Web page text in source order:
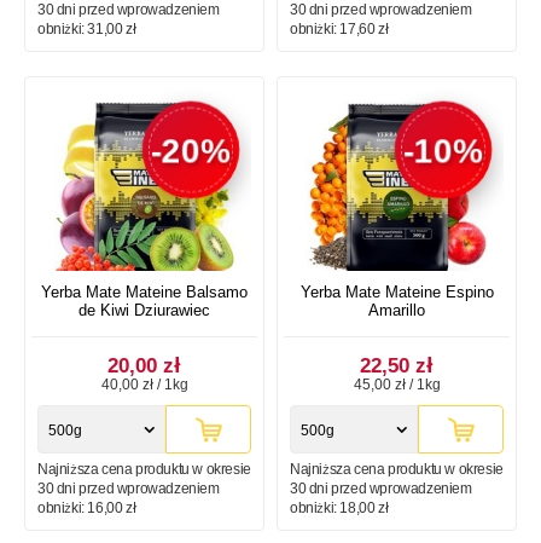
30 dni przed wprowadzeniem
obniżki:31,00 zł
30 dni przed wprowadzeniem
obniżki: 17,60 zł
-20%
Yerba Mate Mateine Balsamo
de Kiwi Dziurawiec
20,00 zł
40,00 zł / 1kg
500g
Najniższa cena produktu w okresie
30 dni przed wprowadzeniem
obniżki: 16,00 zł
-10%
Yerba Mate Mateine Espino
Amarillo
22,50 zł
45,00 zł / 1kg
500g
Najniższa cena produktu w okresie
30 dni przed wprowadzeniem
obniżki: 18,00 zł